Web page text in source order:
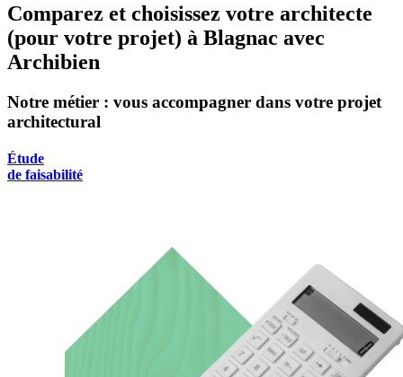
Comparez et choisissez votre architecte
(pour votre projet) à Blagnac avec
Archibien
Notre métier : vous accompagner dans votre projet
architectural
Étude
de faisabilité